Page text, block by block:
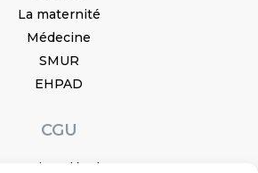
La maternité
Médecine
SMUR
EHPAD
CGU
Mentions légales